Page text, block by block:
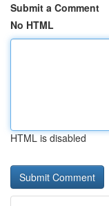
Submit a Comment
No HTML
HTML is disabled